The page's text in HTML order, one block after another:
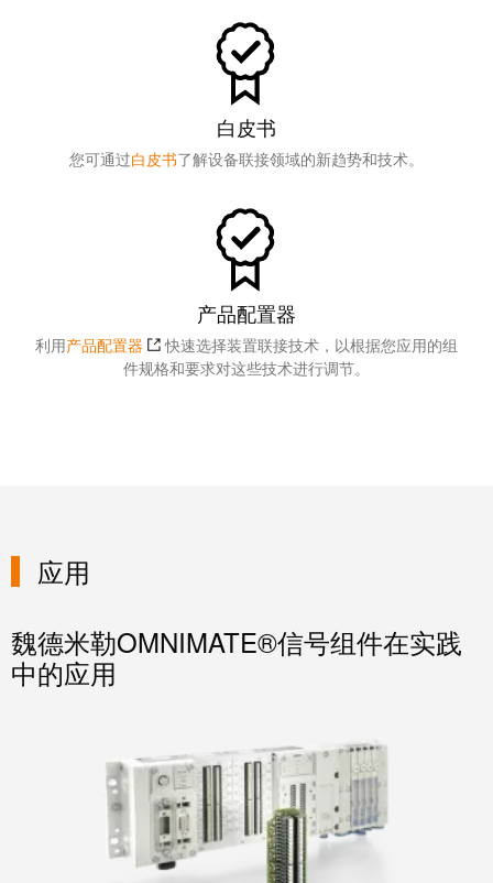
白皮书
您可通过白皮书了解设备联接领域的新趋势和技术。
产品配置器
利用产品配置器
快速选择装置联接技术，以根据您应用的组
件规格和要求对这些技术进行调节。
应用
魏德米勒OMNIMATE®信号组件在实践
中的应用